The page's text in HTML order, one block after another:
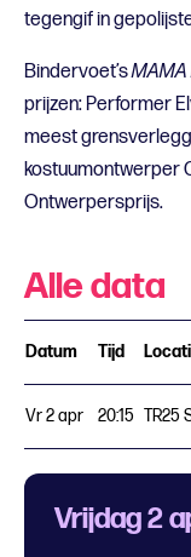
tegengif in
Bindervoet’sMAMA
prijzen: Performer
meest
kostuumontwerper
Ontwerpersprijs.
Alle data
Datum Tijd
Vr 2 apr 20:15 TR25
Vrijdag 2